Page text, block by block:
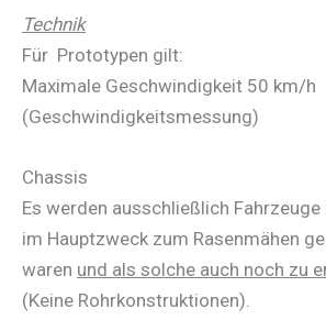
Technik
Für Prototypen gilt:
Maximale Geschwindigkeit 50 km/h
(Geschwindigkeitsmessung)
Chassis
Es werden ausschließlich
im Hauptzweck zum Rasenmähen
waren und als solche auch noch zu
(Keine Rohrkonstruktionen).